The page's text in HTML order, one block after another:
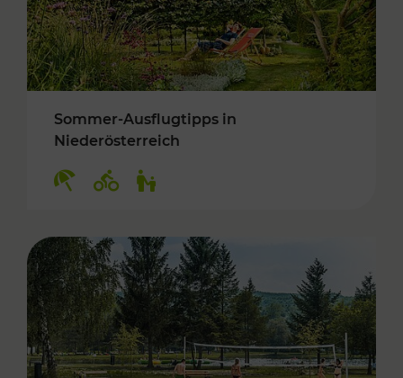
Sommer-Ausflugtipps in
Niederösterreich